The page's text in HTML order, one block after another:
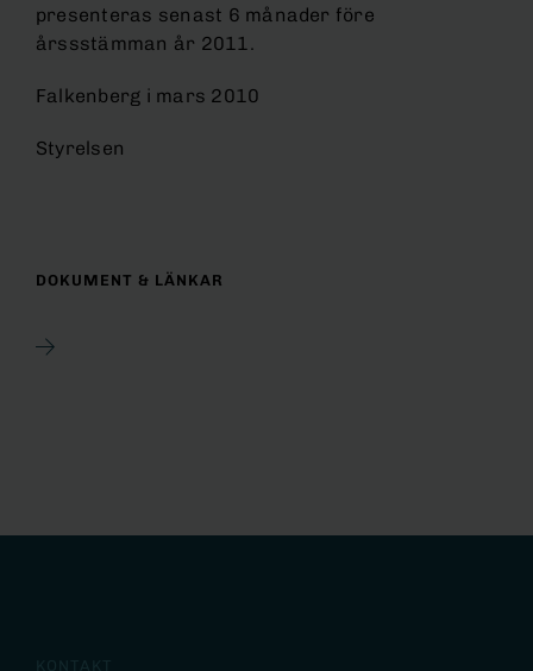
presenteras senast 6 månader före
årssstämman år 2011.
Falkenberg i mars 2010
Styrelsen
DOKUMENT & LÄNKAR